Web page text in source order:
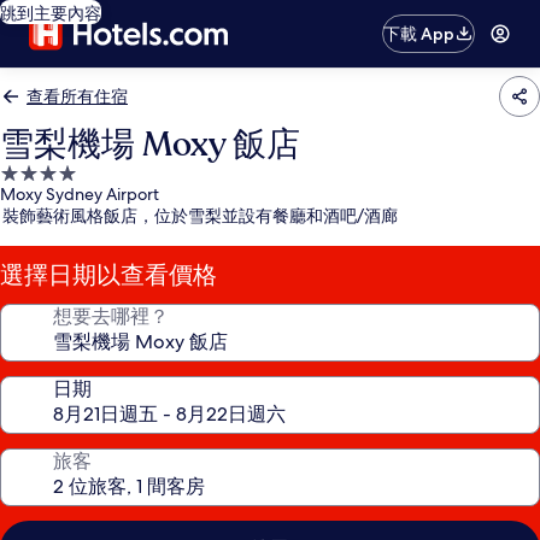
跳到主要內容
下載 App
查看所有住宿
雪梨機場 Moxy 飯店
4.0
星
級
住
宿
Moxy Sydney Airport
裝飾藝術風格飯店，位於雪梨並設有餐廳和酒吧/酒廊
選擇日期以查看價格
想要去哪裡？
日期
旅客